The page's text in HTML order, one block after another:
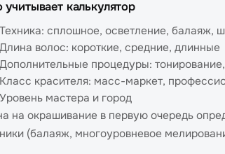
учитывает калькулятор
Техника: сплошное, осветление, балаяж,
Длина волос: короткие, средние, длинные
Дополнительные процедуры:
Класс красителя: масс-маркет,
Уровень мастера и город
на окрашивание в первую очередь
(балаяж, многоуровневое